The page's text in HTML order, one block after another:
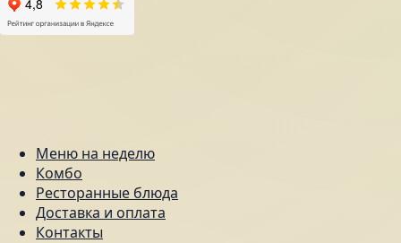
Меню на неделю
Комбо
Ресторанные блюда
Доставка и оплата
Контакты